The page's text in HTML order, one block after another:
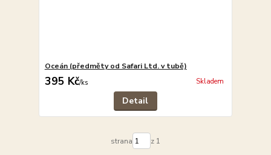
Oceán (předměty od Safari Ltd. v tubě)
395 Kč/ks Skladem
Detail
strana z 1